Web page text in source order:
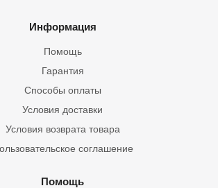
Информация
Помощь
Гарантия
Способы оплаты
Условия доставки
Условия возврата товара
соглашение
Помощь